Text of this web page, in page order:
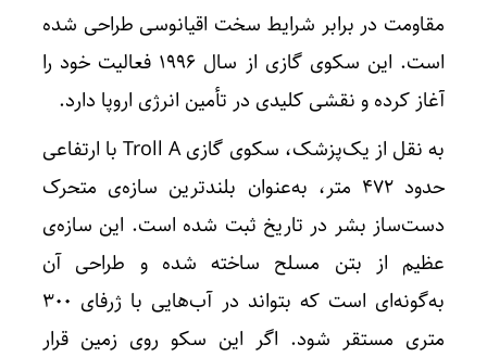
مقاومت در برابر شرایط سخت اقیانوسی طراحی شده
است. این سکوی گازی از سال ۱۹۹۶ فعالیت خود را
آغاز کرده و نقشی کلیدی در تأمین انرژی اروپا دارد.
به نقل از یک‌پزشک، سکوی گازی Troll A با ارتفاعی
حدود ۴۷۲ متر، به‌عنوان بلندترین سازه‌ی متحرک
دست‌ساز بشر در تاریخ ثبت شده است. این سازه‌ی
عظیم از بتن مسلح ساخته شده و طراحی آن
به‌گونه‌ای است که بتواند در آب‌هایی با ژرفای ۳۰۰
متری مستقر شود. اگر این سکو روی زمین قرار